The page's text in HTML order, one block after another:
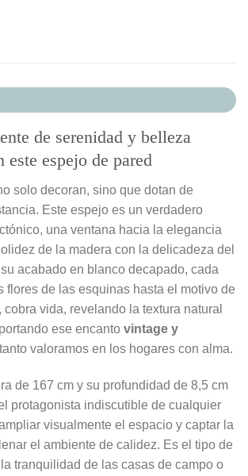
de serenidad y belleza
este espejo de pared
solo decoran, sino que dotan de
Este espejo es un verdadero
una ventana hacia la elegancia
de la madera con la delicadeza del
acabado en blanco decapado, cada
flores de las esquinas hasta el motivo de
vida, revelando la textura natural
ese encanto vintage y
valoramos en los hogares con alma.
de 167 cm y su profundidad de 8,5 cm
protagonista indiscutible de cualquier
visualmente el espacio y captar la
el ambiente de calidez. Es el tipo de
tranquilidad de las casas de campo o